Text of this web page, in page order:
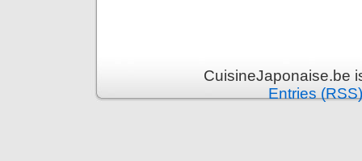
CuisineJaponaise.be
Entries (RSS)